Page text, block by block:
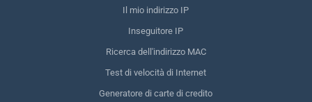
Il mio indirizzo IP
Inseguitore IP
Ricerca dell'indirizzo MAC
Test di velocità di Internet
Generatore di carte di credito